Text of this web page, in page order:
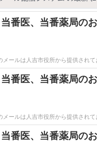
番医、当番薬局の
メールは人吉市役所から提供され
番医、当番薬局の
メールは人吉市役所から提供され
番医、当番薬局の